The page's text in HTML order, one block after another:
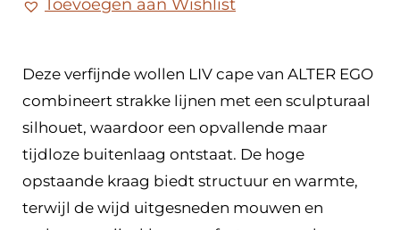
Toevoegen aan Wishlist
Deze verfijnde wollen LIV cape van ALTER EGO
combineert strakke lijnen met een sculpturaal
silhouet, waardoor een opvallende maar
tijdloze buitenlaag ontstaat. De hoge
opstaande kraag biedt structuur en warmte,
terwijl de wijd uitgesneden mouwen en